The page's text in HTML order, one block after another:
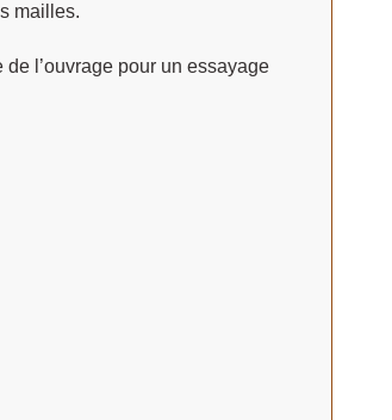
mailles.
l’ouvrage pour un essayage